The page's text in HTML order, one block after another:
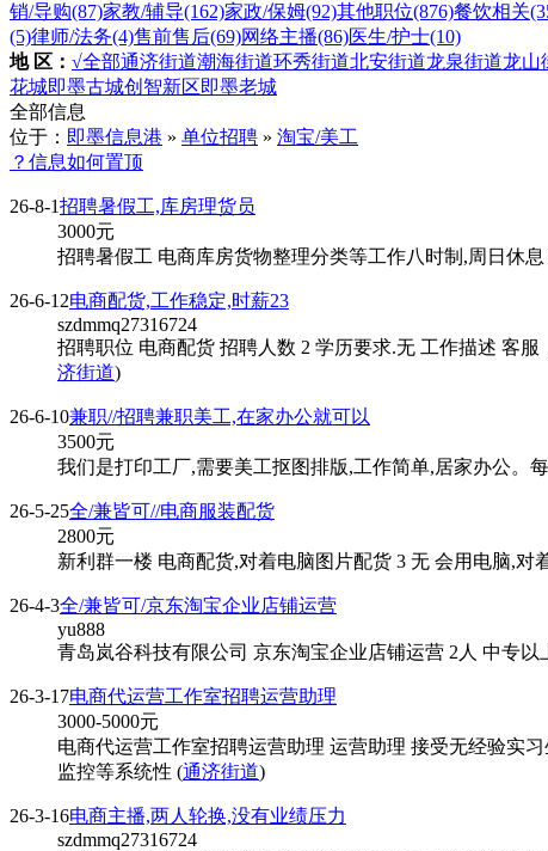
销/导购(87)家教/辅导(162)家政/保姆(92)其他职位(876)餐饮相关
(5)律师/法务(4)售前售后(69)网络主播(86)医生/护士(10)
地 区： √全部通济街道潮海街道环秀街道北安街道龙泉街道龙山
花城即墨古城创智新区即墨老城
全部信息
位于： 即墨信息港 » 单位招聘 » 淘宝/美工
？信息如何置顶
26-8-1招聘暑假工,库房理货员
3000元
招聘暑假工 电商库房货物整理分类等工作八时制,周日休
26-6-12电商配货,工作稳定,时薪23
szdmmq27316724
招聘职位 电商配货 招聘人数 2 学历要求.无 工作描述 客
济街道)
26-6-10兼职//招聘兼职美工,在家办公就可以
3500元
我们是打印工厂,需要美工抠图排版,工作简单,居家办公。
26-5-25全/兼皆可//电商服装配货
2800元
新利群一楼 电商配货,对着电脑图片配货 3 无 会用电脑,对
26-4-3全/兼皆可/京东淘宝企业店铺运营
yu888
青岛岚谷科技有限公司 京东淘宝企业店铺运营 2人 中专
26-3-17电商代运营工作室招聘运营助理
3000-5000元
电商代运营工作室招聘运营助理 运营助理 接受无经验实
监控等系统性 (通济街道)
26-3-16电商主播,两人轮换,没有业绩压力
szdmmq27316724